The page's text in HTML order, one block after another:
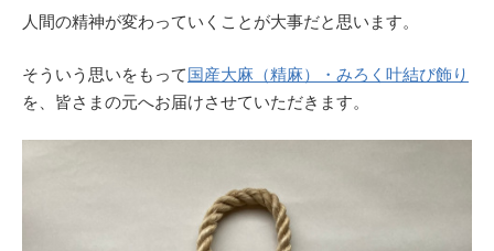
人間の精神が変わっていくことが大事だと思います。
そういう思いをもって国産大麻（精麻）・みろく叶結び飾り
を、皆さまの元へお届けさせていただきます。